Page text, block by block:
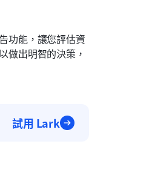
功能，讓您評估資
做出明智的決策，
試用 Lark